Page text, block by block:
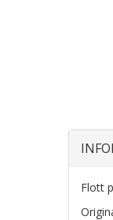
Flott